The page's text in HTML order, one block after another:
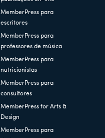
MemberPress para
escritores
MemberPress para
professores de música
MemberPress para
nutricionistas
MemberPress para
consultores
MemberPress for Arts &
Design
MemberPress para